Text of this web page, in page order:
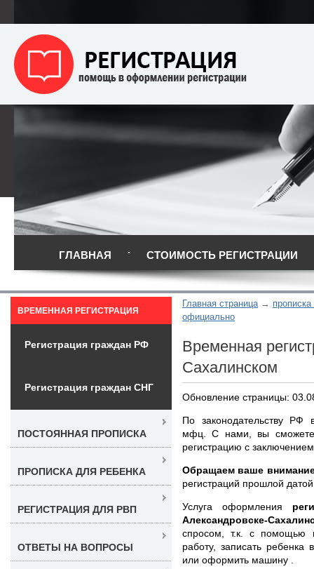
ГЛАВНАЯ СТОИМОСТЬ РЕГИСТРАЦИИ
Главная страница
официально
Временная
Сахалинском
Обновление страницы:
По законодательству РФ
мфц. С нами, вы сможете
регистрацию с
Обращаем ваше
регистраций прошлой
Услуга оформления
Александровске-
спросом, т.к. с помощью
работу, записать
или оформить машину .
ВРЕМЕННАЯ РЕГИСТРАЦИЯ
Регистрация граждан РФ
Регистрация граждан СНГ
ПОСТОЯННАЯ ПРОПИСКА
ПРОПИСКА ДЛЯ РЕБЕНКА
РЕГИСТРАЦИЯ ДЛЯ РВП
ОТВЕТЫ НА ВОПРОСЫ